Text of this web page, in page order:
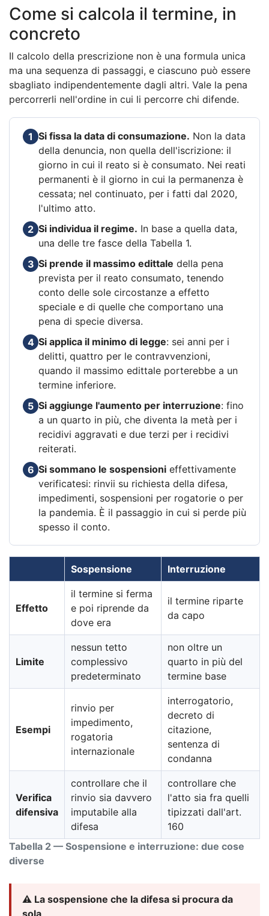
Come si calcola il termine, in
concreto
Il calcolo della prescrizione non è una formula unica
ma una sequenza di passaggi, e ciascuno può essere
sbagliato indipendentemente dagli altri. Vale la pena
percorrerli nell'ordine in cui li percorre chi difende.
1 Si fissa la data di consumazione. Non la data
della denuncia, non quella dell'iscrizione: il
giorno in cui il reato si è consumato. Nei reati
permanenti è il giorno in cui la permanenza è
cessata; nel continuato, per i fatti dal 2020,
l'ultimo atto.
2 Si individua il regime. In base a quella data,
una delle tre fasce della Tabella 1.
3 Si prende il massimo edittale della pena
prevista per il reato consumato, tenendo
conto delle sole circostanze a effetto
speciale e di quelle che comportano una
pena di specie diversa.
4 Si applica il minimo di legge: sei anni per i
delitti, quattro per le contravvenzioni,
quando il massimo edittale porterebbe a un
termine inferiore.
5 Si aggiunge l'aumento per interruzione: fino
a un quarto in più, che diventa la metà per i
recidivi aggravati e due terzi per i recidivi
reiterati.
6 Si sommano le sospensioni effettivamente
verificatesi: rinvii su richiesta della difesa,
impedimenti, sospensioni per rogatorie o per
la pandemia. È il passaggio in cui si perde più
spesso il conto.
Tabella 2 — Sospensione e interruzione: due cose
diverse
Sospensione Interruzione
Effetto
il termine si ferma
e poi riprende da
dove era
il termine riparte
da capo
Limite
nessun tetto
complessivo
predeterminato
non oltre un
quarto in più del
termine base
Esempi
rinvio per
impedimento,
rogatoria
internazionale
interrogatorio,
decreto di
citazione,
sentenza di
condanna
Verifica
difensiva
controllare che il
rinvio sia davvero
imputabile alla
difesa
controllare che
l'atto sia fra quelli
tipizzati dall'art.
160
⚠️ La sospensione che la difesa si procura da
sola